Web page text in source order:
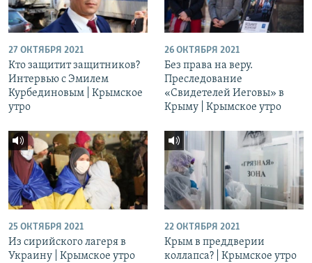
27 ОКТЯБРЯ 2021
Кто защитит защитников?
Интервью с Эмилем
Курбединовым | Крымское
утро
26 ОКТЯБРЯ 2021
Без права на веру.
Преследование
«Свидетелей Иеговы» в
Крыму | Крымское утро
25 ОКТЯБРЯ 2021
Из сирийского лагеря в
Украину | Крымское утро
22 ОКТЯБРЯ 2021
Крым в преддверии
коллапса? | Крымское утро